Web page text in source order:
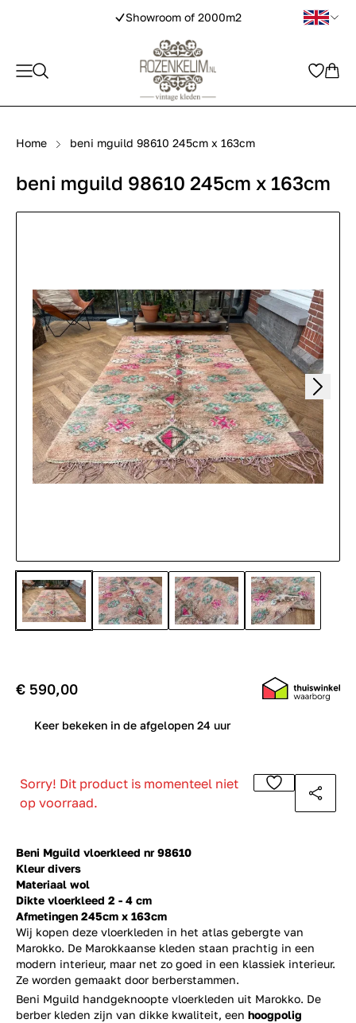
Showroom of 2000m2
Home beni mguild 98610 245cm x 163cm
beni mguild 98610 245cm x 163cm
Beni Mguild vloerkleed nr 98610
Kleur divers
Materiaal wol
Dikte vloerkleed 2 - 4 cm
Afmetingen 245cm x 163cm
Wij kopen deze vloerkleden in het atlas gebergte van
Marokko. De Marokkaanse kleden staan prachtig in een
modern interieur, maar net zo goed in een klassiek interieur.
Ze worden gemaakt door berberstammen.
€ 590,00
Keer bekeken in de afgelopen 24 uur
Sorry! Dit product is momenteel niet
op voorraad.
Beni Mguild handgeknoopte vloerkleden uit Marokko. De
berber kleden zijn van dikke kwaliteit, een hoogpolig